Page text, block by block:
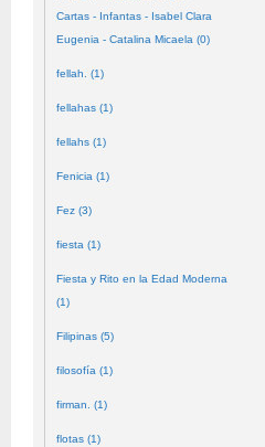
Cartas - Infantas - Isabel Clara
Eugenia - Catalina Micaela (0)
fellah. (1)
fellahas (1)
fellahs (1)
Fenicia (1)
Fez (3)
fiesta (1)
Fiesta y Rito en la Edad Moderna
(1)
Filipinas (5)
filosofía (1)
firman. (1)
flotas (1)